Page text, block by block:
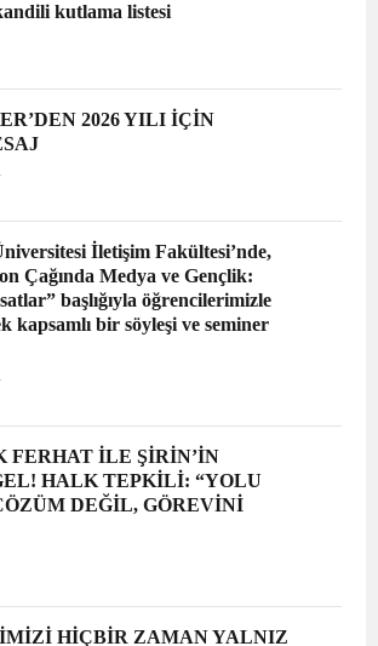
ilerlediklerini söyledi. Vitrini olan
kutlama listesi
2026 YILI İÇİN
İletişim Fakültesi’nde,
Çağında Medya ve Gençlik:
başlığıyla öğrencilerimizle
kapsamlı bir söyleşi ve seminer
FERHAT İLE ŞİRİN’İN
HALK TEPKİLİ: “YOLU
DEĞİL, GÖREVİNİ
HİÇBİR ZAMAN YALNIZ